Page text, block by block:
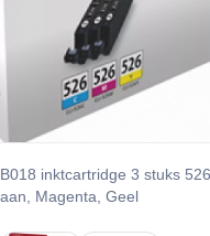
inktcartridge 3 stuks 526
Magenta, Geel